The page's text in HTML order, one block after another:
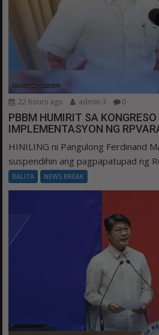
22 hours ago admin 3 0
PBBM HUMIRIT SA
IMPLEMENTASYON NG
HINILING ni Pangulong Ferdinand
suspendihin ang pagpapatupad ng
BALITA NEWS BREAK